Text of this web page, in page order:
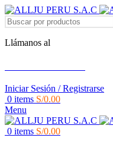
Llámanos al
Iniciar Sesión / Registrarse
0 items S/0.00
Menu
0 items S/0.00